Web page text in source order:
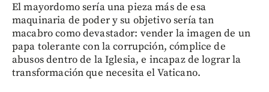
El mayordomo sería una pieza más de esa
maquinaria de poder y su objetivo sería tan
macabro como devastador: vender la imagen de un
papa tolerante con la corrupción, cómplice de
abusos dentro de la Iglesia, e incapaz de lograr la
transformación que necesita el Vaticano.